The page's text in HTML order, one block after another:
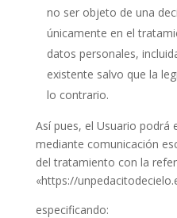
no ser objeto de una
únicamente en el
datos personales,
existente salvo que la
lo contrario.
Así pues, el Usuario podrá
mediante comunicación
del tratamiento con la
«https://
especificando: